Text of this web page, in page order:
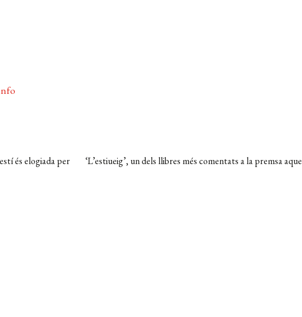
és elogiada per
Pròxima
‘L’estiueig’, un dels llibres més comentats a la premsa